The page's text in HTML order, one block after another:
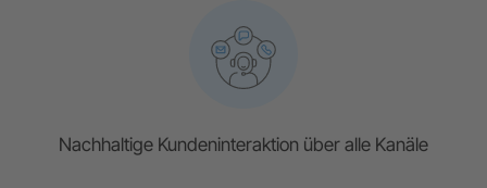
Nachhaltige Kundeninteraktion über alle Kanäle